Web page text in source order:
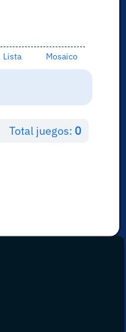
Lista Mosaico
Total juegos: 0